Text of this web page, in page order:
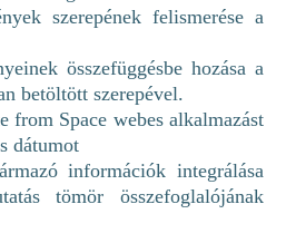
szerepének felismerése a
összefüggésbe hozása a
betöltött szerepével.
from Space webes alkalmazást
dátumot
információk integrálása
tömör összefoglalójának